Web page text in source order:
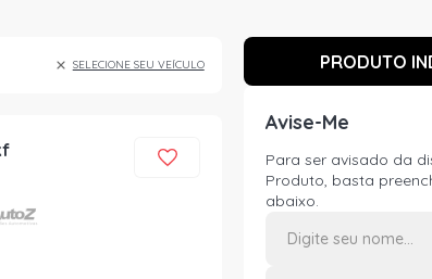
SELECIONE SEU VEÍCULO PRODUTO
Avise-Me
Para ser avisado da
Produto, basta
abaixo.